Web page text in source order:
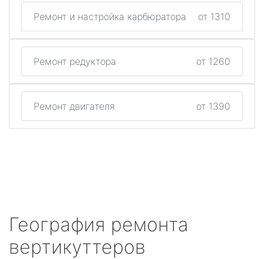
Ремонт и настройка карбюратора от 1310
Ремонт редуктора от 1260
Ремонт двигателя от 1390
География ремонта
вертикуттеров